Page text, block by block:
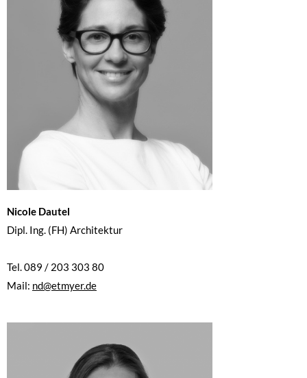
Nicole Dautel
Dipl. Ing. (FH) Architektur
Tel. 089 / 203 303 80
Mail: nd@etmyer.de